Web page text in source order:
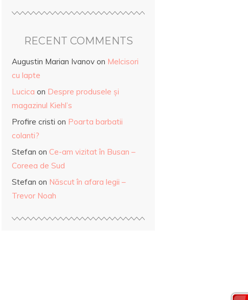
RECENT COMMENTS
Augustin Marian Ivanov on Melcisori
cu lapte
Lucica on Despre produsele și
magazinul Kiehl’s
Profire cristi on Poarta barbatii
colanti?
Stefan on Ce-am vizitat în Busan –
Coreea de Sud
Stefan on Născut în afara legii –
Trevor Noah